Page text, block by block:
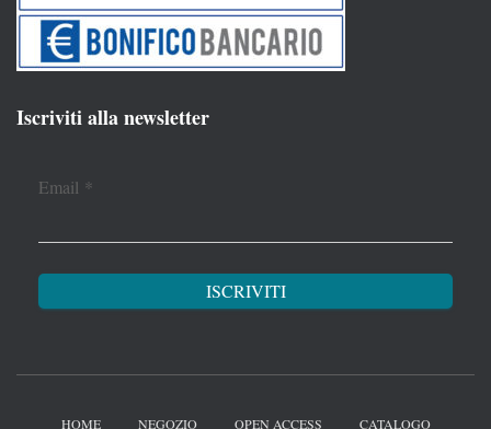
Iscriviti alla newsletter
Email *
HOME NEGOZIO OPEN ACCESS CATALOGO